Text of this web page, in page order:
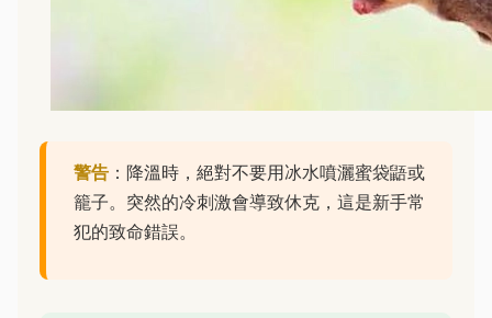
警告 ：降溫時，絕對不要用冰水噴灑蜜袋鼯或
籠子。突然的冷刺激會導致休克，這是新手常
犯的致命錯誤。